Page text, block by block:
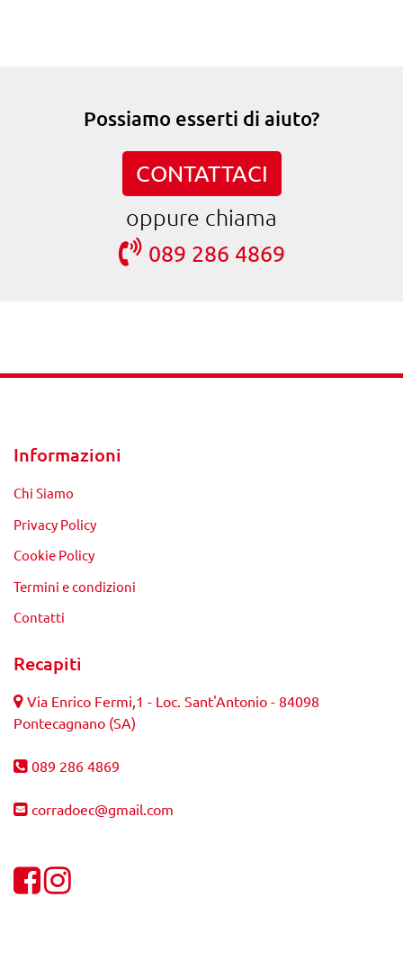
Possiamo esserti di aiuto?
CONTATTACI
oppure chiama
089 286 4869
Informazioni
Chi Siamo
Privacy Policy
Cookie Policy
Termini e condizioni
Contatti
Recapiti
Via Enrico Fermi,1 - Loc. Sant'Antonio - 84098
Pontecagnano (SA)
089 286 4869
corradoec@gmail.com
Visualizza la nostra pagina Facebook
Visualizza il nostro profilo Instagram